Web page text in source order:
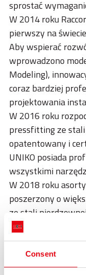
Consent
sprostać
W 2014 roku
pierwszy na
Aby wspierać
wprowadzono
Modeling),
coraz bardziej
projektowania
W 2016 roku
pressfitting ze
opatentowany i
UNIKO posiada
wszystkimi
W 2018 roku
poszerzony o
ze stali
168,3 mm.
W 2021 roku
wersję miedzianą,
Raccorderie